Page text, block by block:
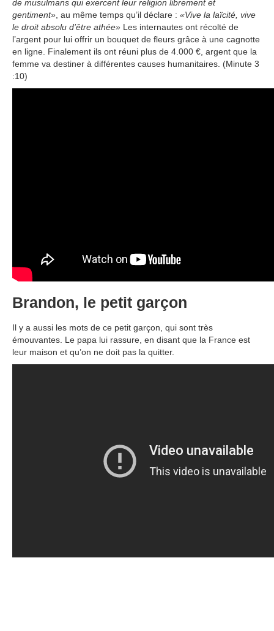
de musulmans qui exercent leur religion librement et
gentiment» , au même temps qu’il déclare : «Vive la laïcité, vive
le droit absolu d’être athée» Les internautes ont récolté de
l’argent pour lui offrir un bouquet de fleurs grâce à une cagnotte
en ligne. Finalement ils ont réuni plus de 4.000 €, argent que la
femme va destiner à différentes causes humanitaires. (Minute 3
:10)
Brandon, le petit garçon
Il y a aussi les mots de ce petit garçon, qui sont très
émouvantes. Le papa lui rassure, en disant que la France est
leur maison et qu’on ne doit pas la quitter.